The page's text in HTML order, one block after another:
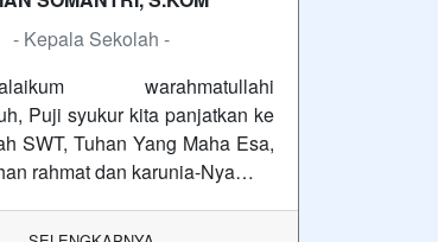
- Kepala Sekolah -
warahmatullahi
Puji syukur kita panjatkan ke
SWT, Tuhan Yang Maha Esa,
rahmat dan karunia-Nya…